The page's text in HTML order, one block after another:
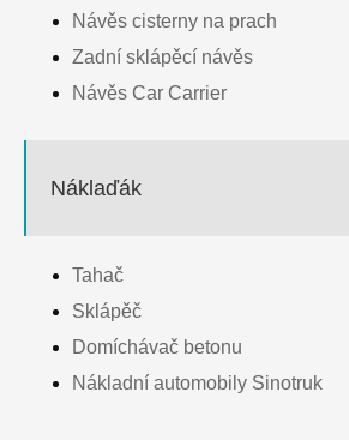
Návěs cisterny na prach
Zadní sklápěcí návěs
Návěs Car Carrier
Náklaďák
Tahač
Sklápěč
Domíchávač betonu
Nákladní automobily Sinotruk